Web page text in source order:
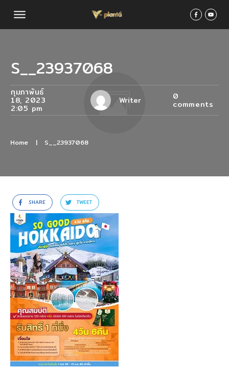
S__23937068
กุมภาพันธ์
18, 2023
2:05 pm
Writer 0
comments
Home | S__23937068
SHARE TWEET